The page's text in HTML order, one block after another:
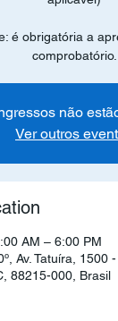
é obrigatória a
comprobatório.
não
Ver outros
AM – 6:00 PM
Av. Tatuíra, 1500
88215-000, Brasil